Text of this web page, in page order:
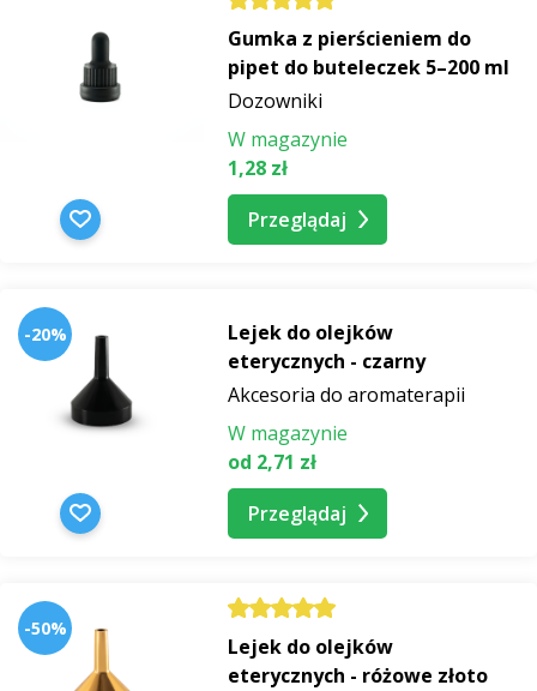
Gumka z pierścieniem do
pipet do buteleczek 5–200 ml
Dozowniki
W magazynie
1,28 zł
Przeglądaj
-20%
Lejek do olejków
eterycznych - czarny
Akcesoria do aromaterapii
W magazynie
od 2,71 zł
Przeglądaj
-50%
Lejek do olejków
eterycznych - różowe złoto